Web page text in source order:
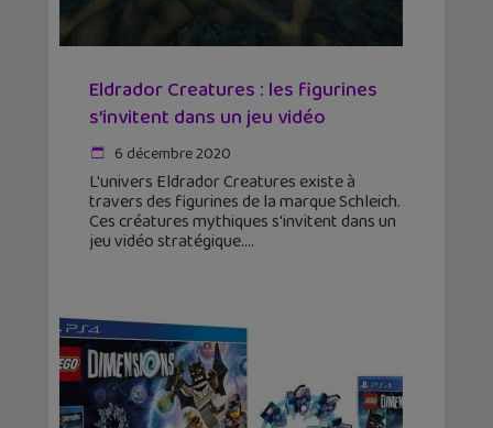
Eldrador Creatures : les figurines
s’invitent dans un jeu vidéo
6 décembre 2020
L'univers Eldrador Creatures existe à
travers des figurines de la marque Schleich.
Ces créatures mythiques s'invitent dans un
jeu vidéo stratégique.